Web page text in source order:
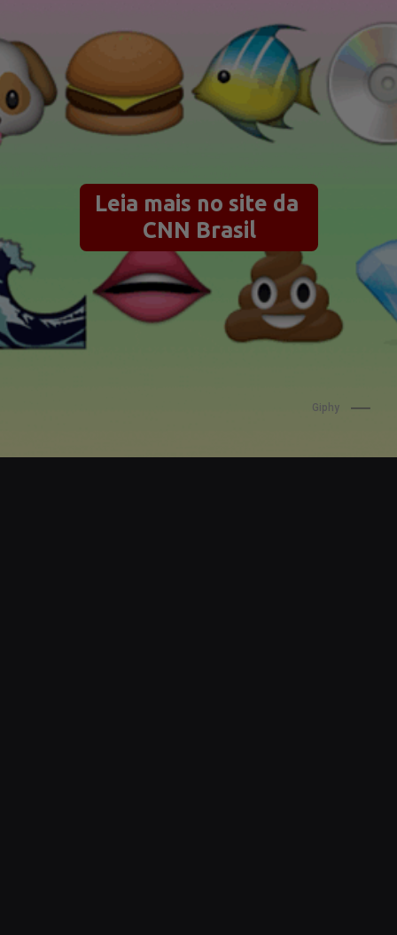
Leia mais no site da
CNN Brasil
Giphy